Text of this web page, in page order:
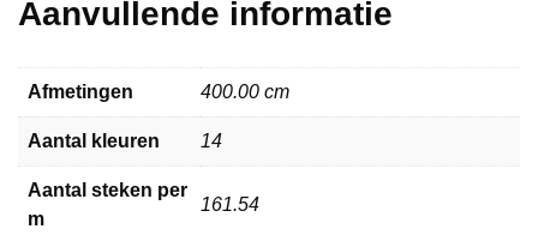
Aanvullende informatie
Afmetingen 400.00 cm
Aantal kleuren 14
Aantal steken per
m
161.54